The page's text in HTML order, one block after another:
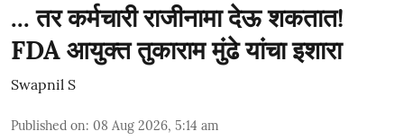
... तर कर्मचारी राजीनामा देऊ शकतात!
FDA आयुक्त तुकाराम मुंढे यांचा इशारा
Swapnil S
Published on: 08 Aug 2026, 5:14 am